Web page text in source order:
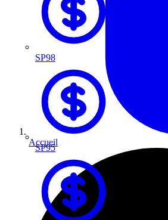
SP98
SP95
Accueil